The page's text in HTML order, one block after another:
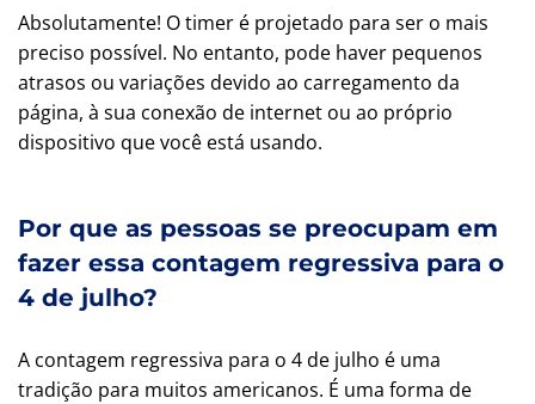
Absolutamente! O timer é projetado para ser o mais
preciso possível. No entanto, pode haver pequenos
atrasos ou variações devido ao carregamento da
página, à sua conexão de internet ou ao próprio
dispositivo que você está usando.
Por que as pessoas se preocupam em
fazer essa contagem regressiva para o
4 de julho?
A contagem regressiva para o 4 de julho é uma
tradição para muitos americanos. É uma forma de